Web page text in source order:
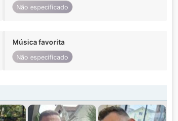
Não especificado
Música favorita
Não especificado